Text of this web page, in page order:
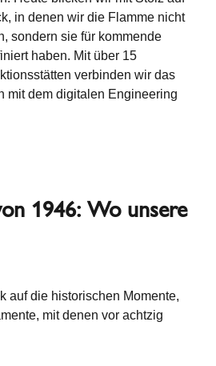
in denen wir die Flamme nicht
sondern sie für kommende
haben. Mit über 15
verbinden wir das
mit dem digitalen Engineering
1946: Wo unsere
auf die historischen Momente,
mit denen vor achtzig